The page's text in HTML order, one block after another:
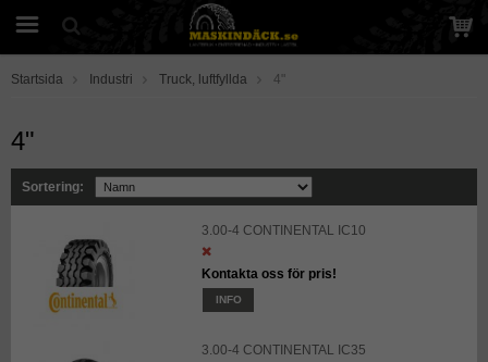
Startsida Industri Truck, luftfyllda 4"
4"
Sortering:
3.00-4 CONTINENTAL IC10
Kontakta oss för pris!
INFO
3.00-4 CONTINENTAL IC35